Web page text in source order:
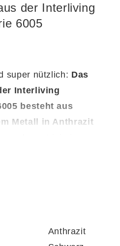
der Interliving
6005
super nützlich: Das
Interliving
besteht aus
Metall in Anthrazit
Leicht, stabil und
Anthrazit